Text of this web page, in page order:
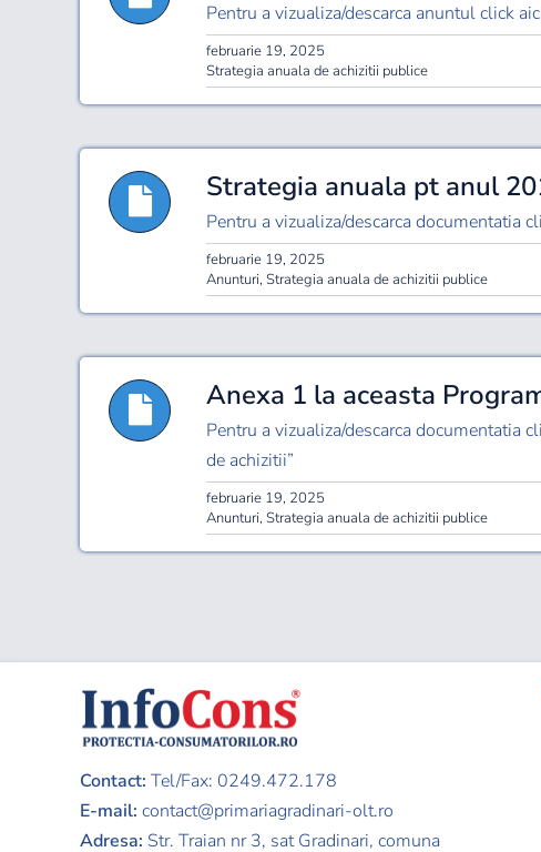
Pentru a vizualiza/descarca anuntul click
februarie 19, 2025
Strategia anuala de achizitii publice
Strategia anuala pt anul
Pentru a vizualiza/descarca documentatia
februarie 19, 2025
Anunturi,Strategia anuala de achizitii publice
Anexa 1 la aceasta
Pentru a vizualiza/descarca documentatia
de achizitii”
februarie 19, 2025
Anunturi,Strategia anuala de achizitii publice
Contact: Tel/Fax: 0249.472.178
E-mail: contact@primariagradinari-olt.ro
Adresa: Str. Traian nr 3, sat Gradinari, comuna